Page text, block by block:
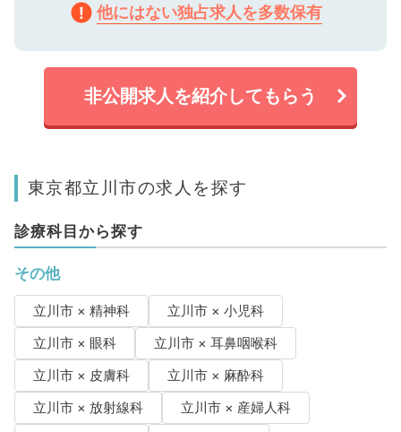
他にはない独占求人を多数保有
非公開求人を紹介してもらう
東京都立川市の求人を探す
診療科目から探す
その他
立川市 × 精神科
立川市 × 小児科
立川市 × 眼科
立川市 × 耳鼻咽喉科
立川市 × 皮膚科
立川市 × 麻酔科
立川市 × 放射線科
立川市 × 産婦人科